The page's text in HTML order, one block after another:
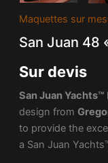
Maquettes sur
San Juan 48
Sur devis
San Juan Yachts™
design from
to provide the
a San Juan